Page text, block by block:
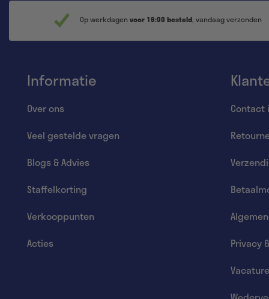
Op werkdagen voor 16:00 besteld, vandaag verzonden
Informatie
Over ons
Veel gestelde vragen
Blogs & Advies
Staffelkorting
Verkooppunten
Acties
Privacy